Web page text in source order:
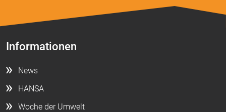
Informationen
News
HANSA
Woche der Umwelt